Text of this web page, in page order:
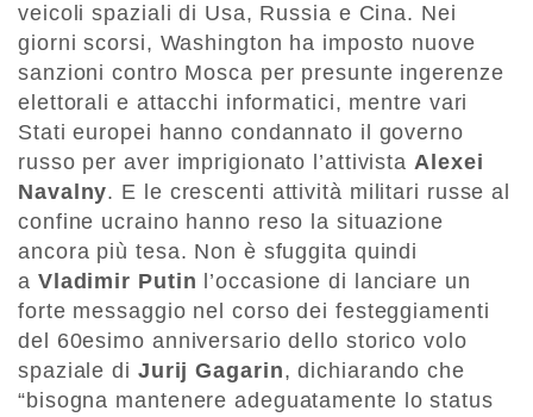
veicoli spaziali di Usa, Russia e Cina. Nei
giorni scorsi, Washington ha imposto nuove
sanzioni contro Mosca per presunte ingerenze
elettorali e attacchi informatici, mentre vari
Stati europei hanno condannato il governo
russo per aver imprigionato l’attivista Alexei
Navalny. E le crescenti attività militari russe al
confine ucraino hanno reso la situazione
ancora più tesa. Non è sfuggita quindi
a Vladimir Putin l’occasione di lanciare un
forte messaggio nel corso dei festeggiamenti
del 60esimo anniversario dello storico volo
spaziale di Jurij Gagarin, dichiarando che
“bisogna mantenere adeguatamente lo status